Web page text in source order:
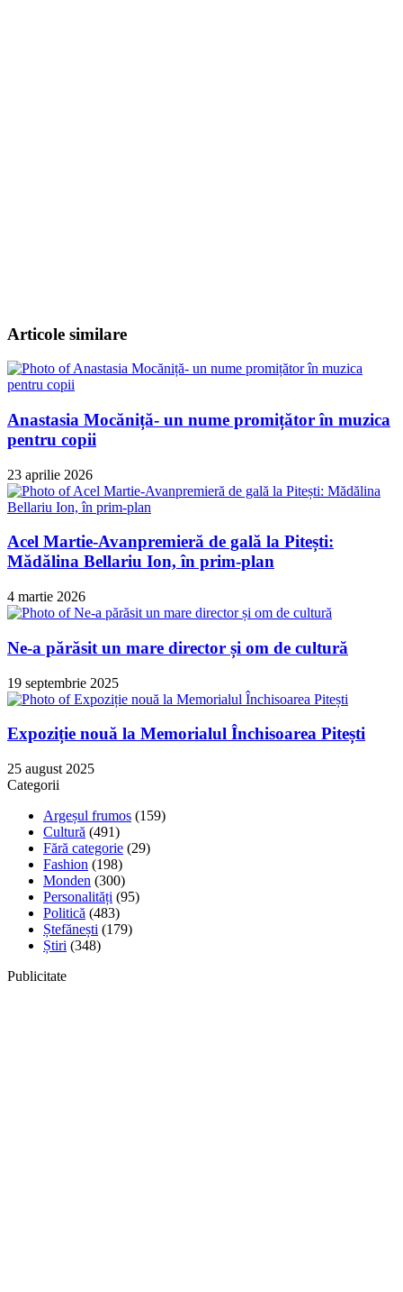
Articole similare
Anastasia Mocăniță- un nume promițător în muzica
pentru copii
23 aprilie 2026
Acel Martie-Avanpremieră de gală la Pitești:
Mădălina Bellariu Ion, în prim-plan
4 martie 2026
Ne-a părăsit un mare director și om de cultură
19 septembrie 2025
Expoziție nouă la Memorialul Închisoarea Pitești
25 august 2025
Categorii
Argeșul frumos (159)
Cultură (491)
Fără categorie (29)
Fashion (198)
Monden (300)
Personalități (95)
Politică (483)
Ștefănești (179)
Știri (348)
Publicitate